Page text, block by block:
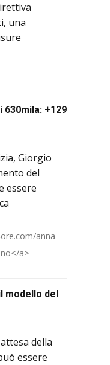
una
630mila: +129
Giorgio
del
essere
anna-
a>
modello del
della
essere